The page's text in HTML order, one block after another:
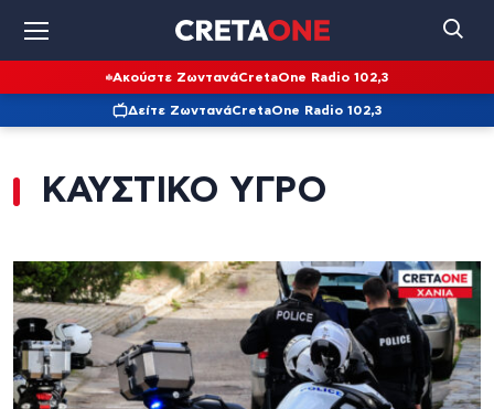
Ακούστε ΖωντανάCretaOne Radio 102,3
Δείτε ΖωντανάCretaOne Radio 102,3
ΚΑΥΣΤΙΚΟ ΥΓΡΟ